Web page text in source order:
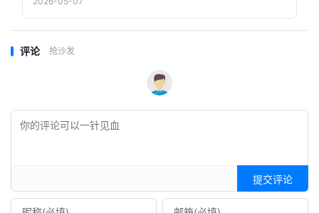
评论 抢沙发
提交评论